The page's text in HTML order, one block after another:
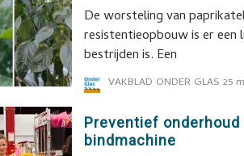
De worsteling van
resistentieopbouw is er
bestrijden is. Een
VAKBLAD ONDER GLAS 25
Preventief
bindmachine